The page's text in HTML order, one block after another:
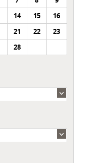
14 15
16
21 22
23
28